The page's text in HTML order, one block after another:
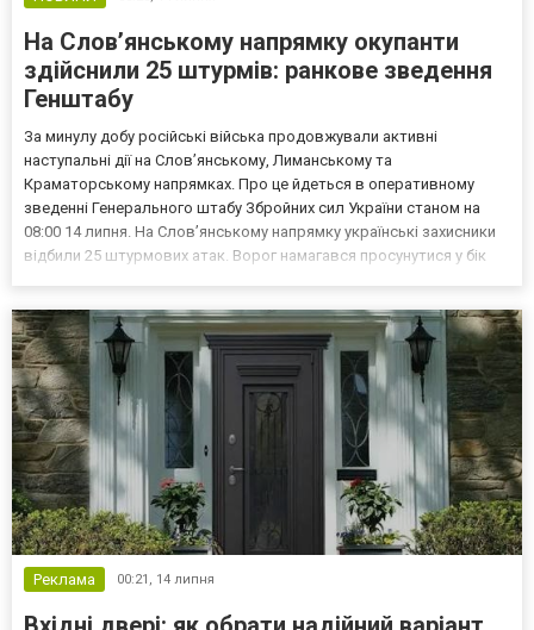
На Слов’янському напрямку окупанти
здійснили 25 штурмів: ранкове зведення
Генштабу
За минулу добу російські війська продовжували активні
наступальні дії на Слов’янському, Лиманському та
Краматорському напрямках. Про це йдеться в оперативному
зведенні Генерального штабу Збройних сил України станом на
08:00 14 липня. На Слов’янському напрямку українські захисники
відбили 25 штурмових атак. Ворог намагався просунутися у бік
Реклама 00:21, 14 липня